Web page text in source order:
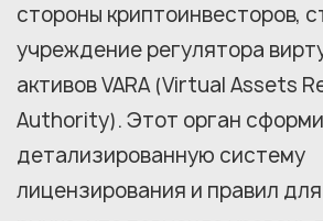
стороны криптоинвесторов,
учреждение регулятора
активов VARA (Virtual Assets
Authority). Этот орган
детализированную систему
лицензирования и правил